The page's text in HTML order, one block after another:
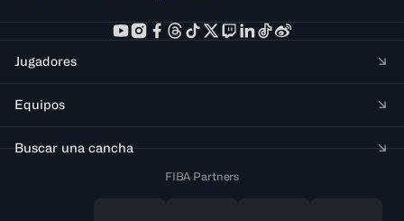
Jugadores
Equipos
Buscar una cancha
FIBA Partners